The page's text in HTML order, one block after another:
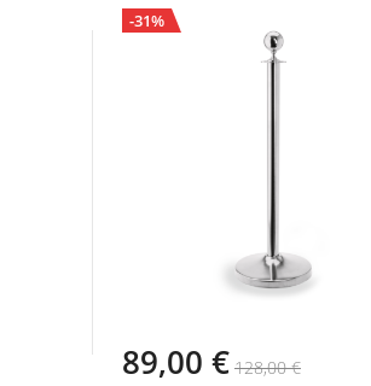
-31%
89,00 € 128,00 €